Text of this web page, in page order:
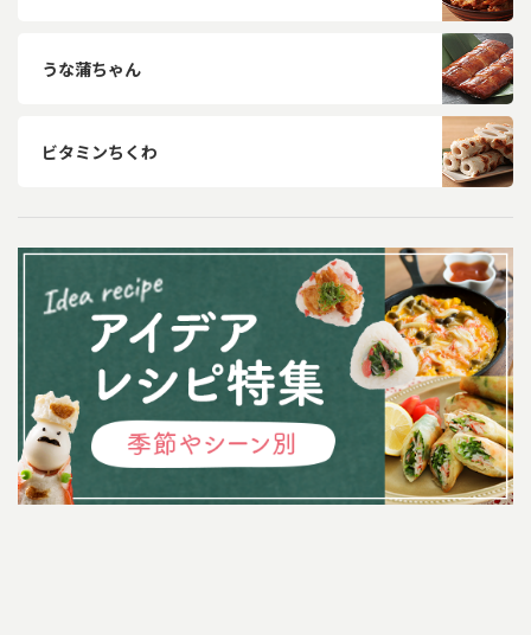
うな蒲ちゃん
ビタミンちくわ